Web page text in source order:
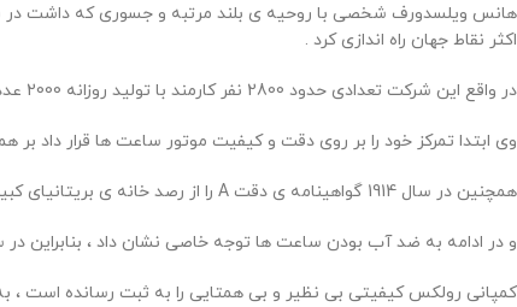
اکثر نقاط جهان راه اندازی کرد .
در واقع این شرکت تعدادی حدود 2800 نفر کارمند با تولید روزانه 2000 عدد ساعت مچی را دارا میباشد .
وی ابتدا تمرکز خود را بر روی دقت و کیفیت موتور ساعت ها قرار داد بر همین اساس در سال 1910 گواهینامه ی دقت
همچنین در سال 1914 گواهینامه ی دقت A را از رصد خانه ی بریتانیای کبیر به او اعطا گردید .
و در ادامه به ضد آب بودن ساعت ها توجه خاصی نشان داد ، بنابراین در سال 1926 اولین ساعت مچی ضد آب و ضد گرد و غبار را نیز تولید و
کمپانی رولکس کیفیتی بی نظیر و بی همتایی را به ثبت رسانده است ،